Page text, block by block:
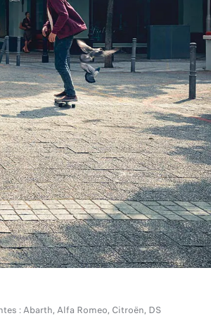
: Abarth, Alfa Romeo, Citroën, DS